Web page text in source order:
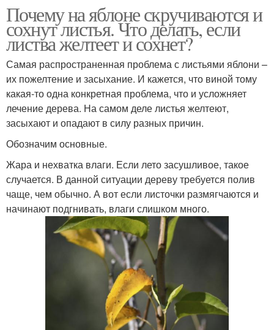
Почему на яблоне скручиваются и
сохнут листья. Что делать, если
листва желтеет и сохнет?
Самая распространенная проблема с листьями яблони –
их пожелтение и засыхание. И кажется, что виной тому
какая-то одна конкретная проблема, что и усложняет
лечение дерева. На самом деле листья желтеют,
засыхают и опадают в силу разных причин.
Обозначим основные.
Жара и нехватка влаги. Если лето засушливое, такое
случается. В данной ситуации дереву требуется полив
чаще, чем обычно. А вот если листочки размягчаются и
начинают подгнивать, влаги слишком много.